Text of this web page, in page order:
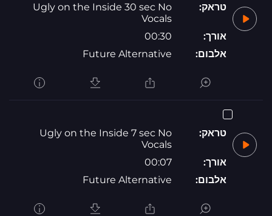
טראק:
Ugly on the Inside 30 sec No
Vocals
אורך:
00:30
אלבום:
Future Alternative
טראק:
Ugly on the Inside 7 sec No
Vocals
אורך:
00:07
אלבום:
Future Alternative